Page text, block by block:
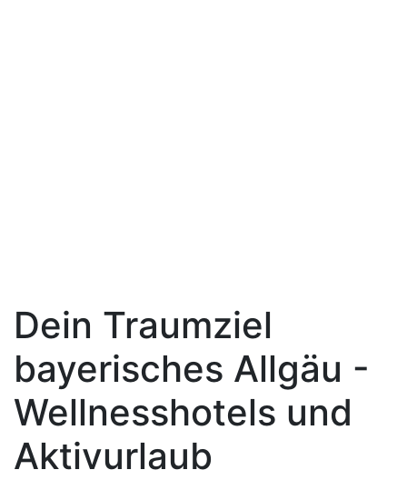
Dein Traumziel
bayerisches Allgäu -
Wellnesshotels und
Aktivurlaub